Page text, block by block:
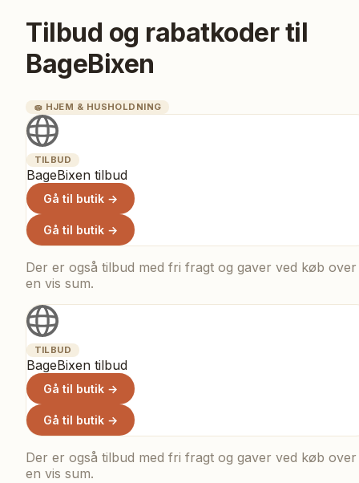
Tilbud og rabatkoder til
BageBixen
🧽 HJEM & HUSHOLDNING
TILBUD
BageBixen tilbud
Gå til butik →
Gå til butik →
Der er også tilbud med fri fragt og gaver ved køb over
en vis sum.
TILBUD
BageBixen tilbud
Gå til butik →
Gå til butik →
Der er også tilbud med fri fragt og gaver ved køb over
en vis sum.